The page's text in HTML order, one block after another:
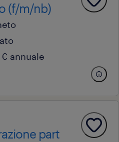
(f/m/nb)
annuale
part